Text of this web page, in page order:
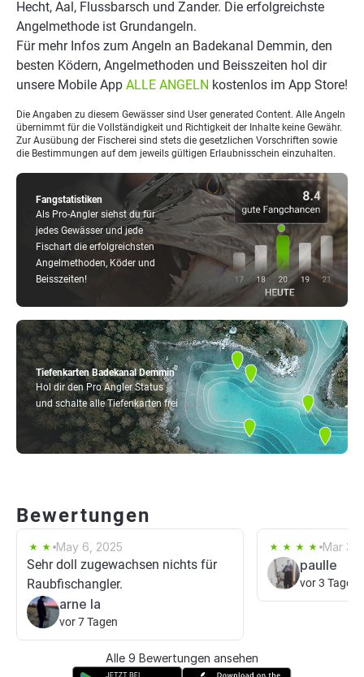
Tiefenkarten Badekanal Demmin
Hol dir den Pro Angler Status
und schalte alle Tiefenkarten frei
Fangstatistiken
Als Pro-Angler siehst du für
jedes Gewässer und jede
Fischart die erfolgreichsten
Angelmethoden, Köder und
Beisszeiten!
Hecht, Aal, Flussbarsch und Zander. Die erfolgreichste
Angelmethode ist Grundangeln.
Für mehr Infos zum Angeln an Badekanal Demmin, den
besten Ködern, Angelmethoden und Beisszeiten hol dir
unsere Mobile App ALLE ANGELN kostenlos im App Store!
Die Angaben zu diesem Gewässer sind User generated Content. Alle Angeln
übernimmt für die Vollständigkeit und Richtigkeit der Inhalte keine Gewähr.
Zur Ausübung der Fischerei sind stets die gesetzlichen Vorschriften sowie
die Bestimmungen auf dem jeweils gültigen Erlaubnisschein einzuhalten.
Bewertungen
May 6, 2025
Sehr doll zugewachsen nichts für
Raubfischangler.
arne la
vor 7 Tagen
Mar 3,
paulle
vor 3 Tagen
Alle 9 Bewertungen ansehen